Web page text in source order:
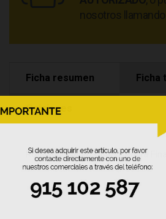
nosotros llamando
Ficha resumen Ficha
Opiniones
Rotulador Negro Opaco, Punta Fina